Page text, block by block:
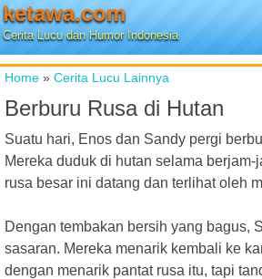
ketawa.com
Cerita Lucu dan Humor Indonesia
Home » Cerita Lucu Lainnya
Berburu Rusa di Hutan
Suatu hari, Enos dan Sandy pergi
Mereka duduk di hutan selama berjam-
rusa besar ini datang dan terlihat oleh
Dengan tembakan bersih yang bagus,
sasaran. Mereka menarik kembali ke
dengan menarik pantat rusa itu, tapi